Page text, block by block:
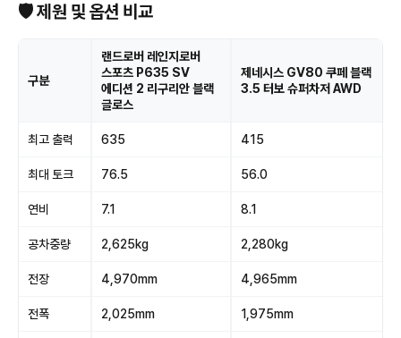
🛡 제원 및 옵션 비교
구분
랜드로버 레인지로버
스포츠 P635 SV
에디션 2 리구리안 블랙
글로스
제네시스 GV80 쿠페 블랙
3.5 터보 슈퍼차저 AWD
최고 출력 635 415
최대 토크 76.5 56.0
연비 7.1 8.1
공차중량 2,625kg 2,280kg
전장 4,970mm 4,965mm
전폭 2,025mm 1,975mm